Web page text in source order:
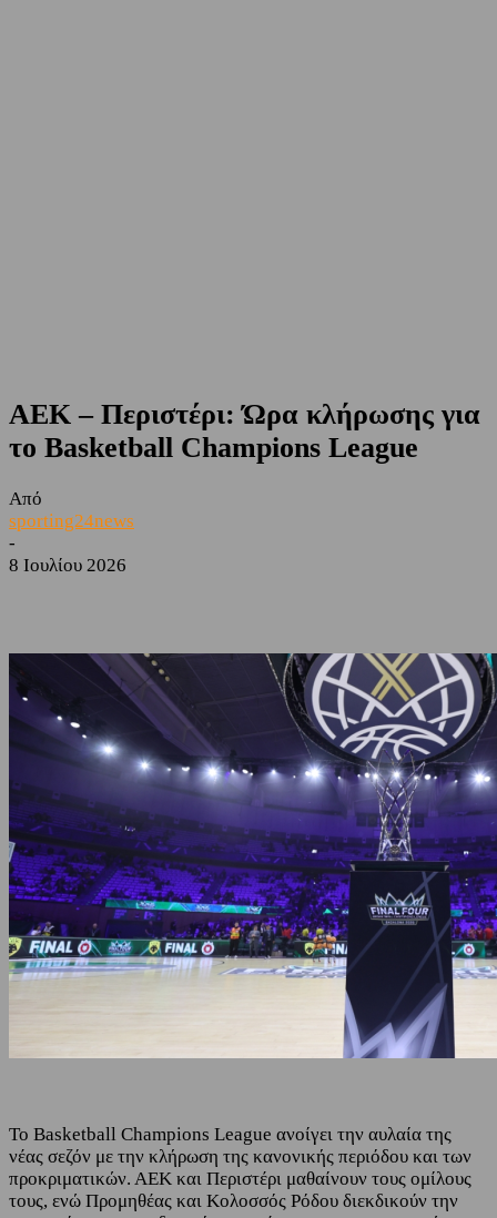
ΑΕΚ – Περιστέρι: Ώρα κλήρωσης για
το Basketball Champions League
Από
sporting24news
-
8 Ιουλίου 2026
Το Basketball Champions League ανοίγει την αυλαία της
νέας σεζόν με την κλήρωση της κανονικής περιόδου και των
προκριματικών. ΑΕΚ και Περιστέρι μαθαίνουν τους ομίλους
τους, ενώ Προμηθέας και Κολοσσός Ρόδου διεκδικούν την